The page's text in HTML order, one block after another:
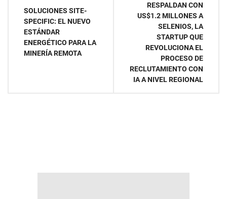
entradas
SOLUCIONES SITE-
SPECIFIC: EL NUEVO
ESTÁNDAR
ENERGÉTICO PARA LA
MINERÍA REMOTA
RESPALDAN CON
US$1.2 MILLONES A
SELENIOS, LA
STARTUP QUE
REVOLUCIONA EL
PROCESO DE
RECLUTAMIENTO CON
IA A NIVEL REGIONAL